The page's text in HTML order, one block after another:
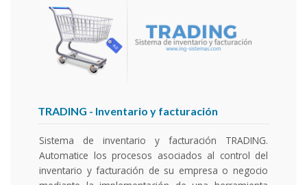
TRADING - Inventario y facturación
Sistema de inventario y facturación TRADING.
Automatice los procesos asociados al control del
inventario y facturación de su empresa o negocio